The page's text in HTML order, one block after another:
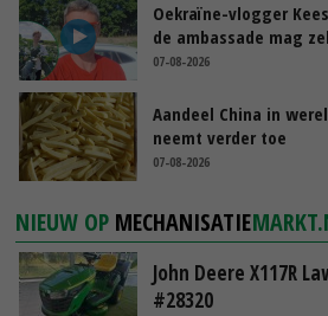
Oekraïne-vlogger
de ambassade mag
07-08-2026
Aandeel China in
neemt verder toe
07-08-2026
NIEUW OP MECHANISATIE
John Deere X117R
#28320